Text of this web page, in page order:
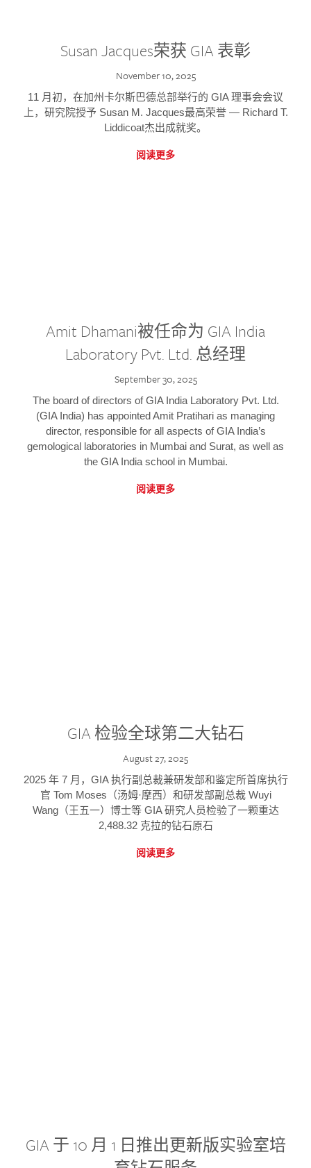
Susan Jacques荣获 GIA 表彰
November 10, 2025
11 月初，在加州卡尔斯巴德总部举行的 GIA 理事会会议
上，研究院授予 Susan M. Jacques最高荣誉 — Richard T.
Liddicoat杰出成就奖。
阅读更多
Amit Dhamani被任命为 GIA India
Laboratory Pvt. Ltd. 总经理
September 30, 2025
The board of directors of GIA India Laboratory Pvt. Ltd.
(GIA India) has appointed Amit Pratihari as managing
director, responsible for all aspects of GIA India’s
gemological laboratories in Mumbai and Surat, as well as
the GIA India school in Mumbai.
阅读更多
GIA 检验全球第二大钻石
August 27, 2025
2025 年 7 月，GIA 执行副总裁兼研发部和鉴定所首席执行
官 Tom Moses（汤姆·摩西）和研发部副总裁 Wuyi
Wang（王五一）博士等 GIA 研究人员检验了一颗重达
2,488.32 克拉的钻石原石
阅读更多
GIA 于 10 月 1 日推出更新版实验室培